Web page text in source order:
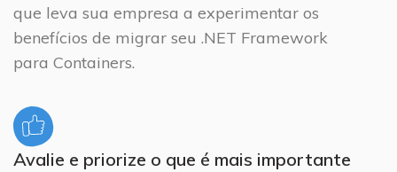
que leva sua empresa a experimentar os
benefícios de migrar seu .NET Framework
para Containers.
Avalie e priorize o que é mais importante